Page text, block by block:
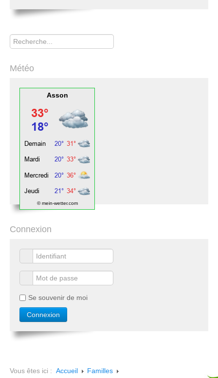
Rechercher
Météo
Asson
© mein-wetter.com
Connexion
Se souvenir de moi
Vous êtes ici : Accueil
Familles